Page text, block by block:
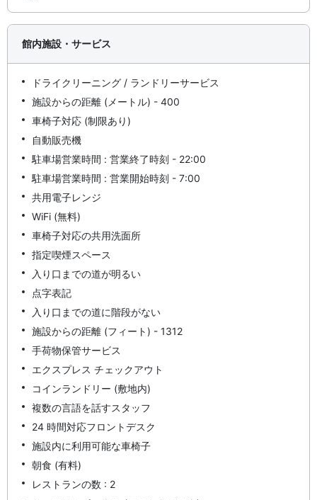
館内施設・サービス
ドライクリーニング / ランドリーサービス
施設からの距離 (メートル) - 400
車椅子対応 (制限あり)
自動販売機
駐車場営業時間 : 営業終了時刻 - 22:00
駐車場営業時間 : 営業開始時刻 - 7:00
共用電子レンジ
WiFi (無料)
車椅子対応の共用洗面所
指定喫煙スペース
入り口までの道が明るい
点字表記
入り口までの道に階段がない
施設からの距離 (フィート) - 1312
手荷物保管サービス
エクスプレス チェックアウト
コインランドリー (敷地内)
複数の言語を話すスタッフ
24 時間対応フロントデスク
施設内に利用可能な車椅子
朝食 (有料)
レストランの数 : 2